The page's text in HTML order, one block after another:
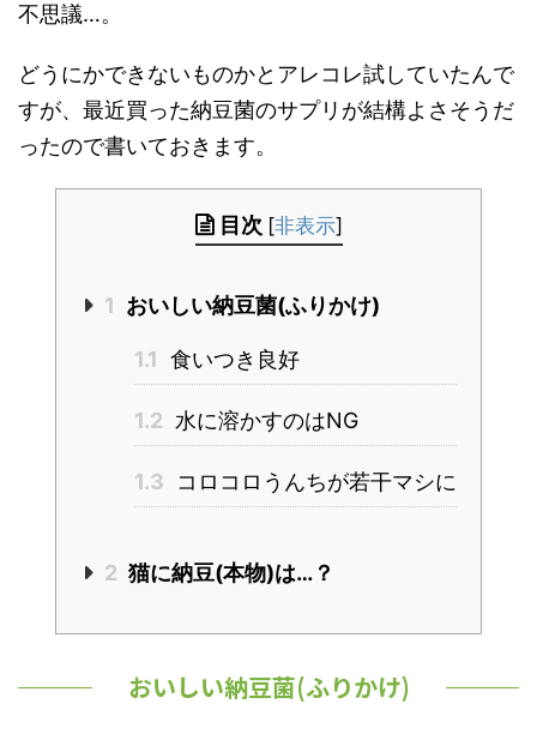
不思議…。
どうにかできないものかとアレコレ試していたんで
すが、最近買った納豆菌のサプリが結構よさそうだ
ったので書いておきます。
目次 [非表示]
1 おいしい納豆菌(ふりかけ)
1.1 食いつき良好
1.2 水に溶かすのはNG
1.3 コロコロうんちが若干マシに
2 猫に納豆(本物)は…？
おいしい納豆菌(ふりかけ)